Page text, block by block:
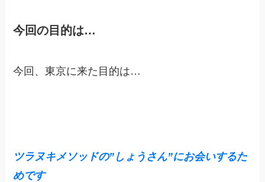
今回の目的は…
今回、東京に来た目的は…
ツラヌキメソッドの”しょうさん”にお会いするた
めです